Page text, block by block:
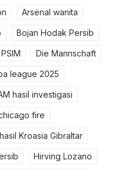
Arsenal wanita
Bojan Hodak Persib
Die Mannschaft
league 2025
hasil investigasi
fire
hasil Kroasia Gibraltar
Hirving Lozano